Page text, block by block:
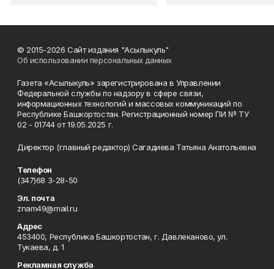
© 2015-2026 Сайт издания "Асылыкуль"
Об использовании персональных данных
Газета «Асылыкуль» зарегистрирована в Управлении
Федеральной службы по надзору в сфере связи,
информационных технологий и массовых коммуникаций по
Республике Башкортостан. Регистрационный номер ПИ № ТУ
02 - 01744 от 19.05.2025 г.
Директор (главный редактор) Сагадиева Татьяна Анатольевна
Телефон
(347)68 3-28-50
Эл. почта
znam49@mail.ru
Адрес
453400, Республика Башкортостан, г. Давлеканово, ул.
Тукаева, д. 1
Рекламная служба